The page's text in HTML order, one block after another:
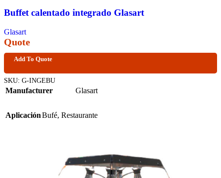
Buffet calentado integrado Glasart
Glasart
Quote
Add To Quote
SKU: G-INGEBU
Manufacturer Glasart
AplicaciónBufé, Restaurante